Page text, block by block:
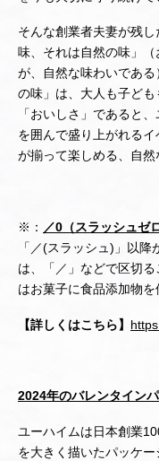
そんな創業者夫妻が残
味、それは自然の味」
が、自然な味わいであ
の味」は、大人も子ど
「おいしさ」であると
を囲んで盛り上がれる
が揃って楽しめる、自然
※： ／0（スラッシュゼロ
「／(スラッシュ)」以
は、「／」などで区切る
はお菓子に食品添加物を
【詳しくはこちら】
2024年のバレンタイン
ユーハイムは日本創業
を大きく描いたパッケ